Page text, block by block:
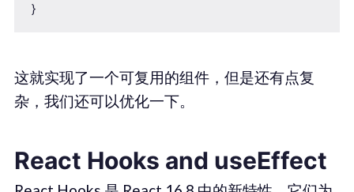
这就实现了一个可复用的组件，但是还有点复
杂，我们还可以优化一下。
React Hooks and useEffect